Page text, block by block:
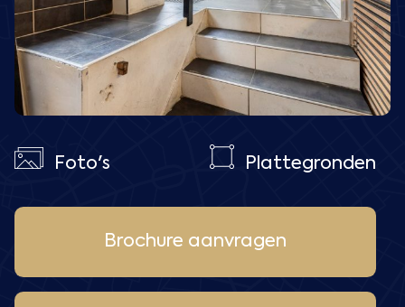
Foto's Plattegronden
Brochure aanvragen